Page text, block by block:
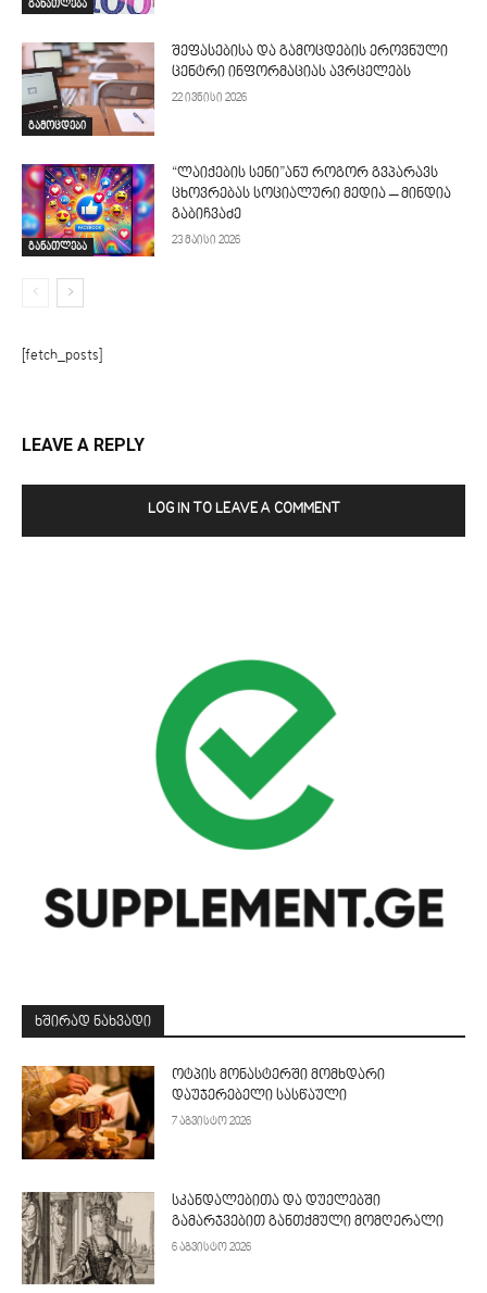
განათლება
გამოცდები
შეფასებისა და გამოცდების ეროვნული
ცენტრი ინფორმაციას ავრცელებს
22 ივნისი 2026
განათლება
“ლაიქების სენი”ანუ როგორ გვპარავს
ცხოვრებას სოციალური მედია – მინდია
გაბიჩვაძე
23 მაისი 2026
[fetch_posts]
LEAVE A REPLY
LOG IN TO LEAVE A COMMENT
ᲮᲨᲘᲠᲐᲓ ᲜᲐᲮᲕᲐᲓᲘ
ოტპის მონასტერში მომხდარი
დაუჯერებელი სასწაული
7 აგვისტო 2026
სკანდალებითა და დუელებში
გამარჯვებით განთქმული მომღერალი
6 აგვისტო 2026